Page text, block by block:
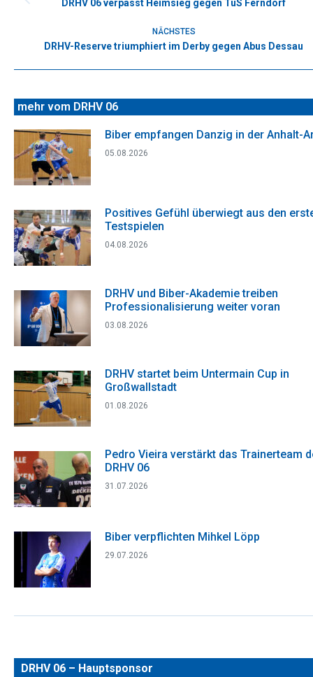
Vorheriger
DRHV 06 verpasst Heimsieg gegen TuS Ferndorf
NÄCHSTES
Nächster
DRHV-Reserve triumphiert im Derby gegen Abus Dessau
mehr vom DRHV 06
Biber empfangen Danzig in der Anhalt-
05.08.2026
Positives Gefühl überwiegt aus den
Testspielen
04.08.2026
DRHV und Biber-Akademie treiben
Professionalisierung weiter voran
03.08.2026
DRHV startet beim Untermain Cup in
Großwallstadt
01.08.2026
Pedro Vieira verstärkt das Trainerteam
DRHV 06
31.07.2026
Biber verpflichten Mihkel Löpp
29.07.2026
DRHV 06 – Hauptsponsor